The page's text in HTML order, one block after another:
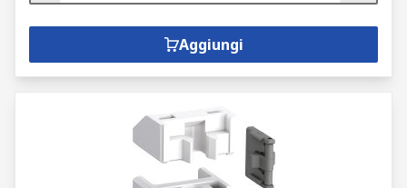
Aggiungi